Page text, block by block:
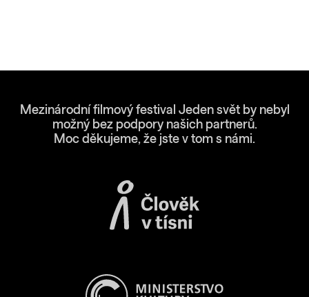
Mezinárodní filmový festival Jeden svět by nebyl
možný bez podpory našich partnerů.
Moc děkujeme, že jste v tom s námi.